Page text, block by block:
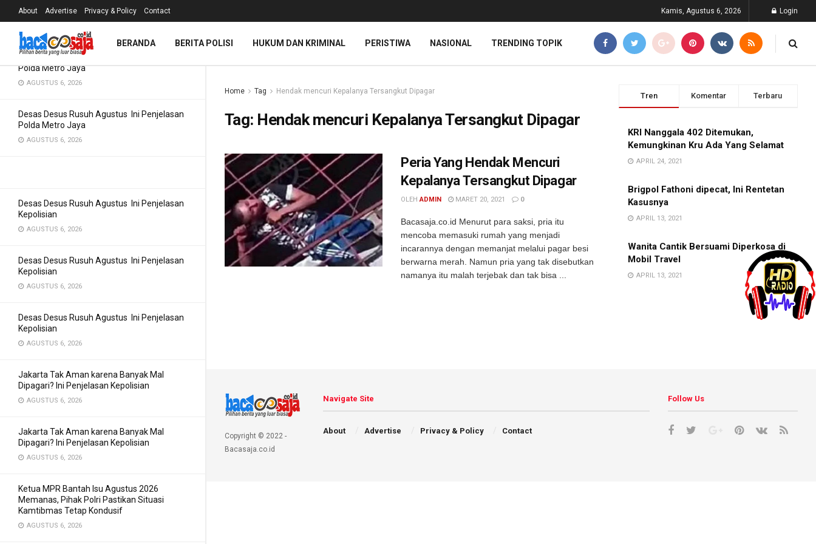
TERBARU TREN Filter
Desas Desus Rusuh Agustus Ini Penjelasan
Polda Metro Jaya
AGUSTUS 6, 2026
Desas Desus Rusuh Agustus Ini Penjelasan
Polda Metro Jaya
AGUSTUS 6, 2026
Desas Desus Rusuh Agustus Ini Penjelasan
Kepolisian
AGUSTUS 6, 2026
Desas Desus Rusuh Agustus Ini Penjelasan
Kepolisian
AGUSTUS 6, 2026
Desas Desus Rusuh Agustus Ini Penjelasan
Kepolisian
AGUSTUS 6, 2026
Jakarta Tak Aman karena Banyak Mal
Dipagari? Ini Penjelasan Kepolisian
AGUSTUS 6, 2026
Jakarta Tak Aman karena Banyak Mal
Dipagari? Ini Penjelasan Kepolisian
AGUSTUS 6, 2026
Ketua MPR Bantah Isu Agustus 2026
Memanas, Pihak Polri Pastikan Situasi
Kamtibmas Tetap Kondusif
AGUSTUS 6, 2026
About Advertise Privacy & Policy Contact Kamis, Agustus 6, 2026 Login
BERANDA BERITA POLISI HUKUM DAN KRIMINAL PERISTIWA NASIONAL TRENDING TOPIK
Home Tag Hendak mencuri Kepalanya Tersangkut Dipagar
Tag: Hendak mencuri Kepalanya Tersangkut Dipagar
Peria Yang Hendak Mencuri
Kepalanya Tersangkut Dipagar
OLEH ADMIN MARET 20, 2021 0
Bacasaja.co.id Menurut para saksi, pria itu
mencoba memasuki rumah yang menjadi
incarannya dengan memanjat melalui pagar besi
berwarna merah. Namun pria yang tak disebutkan
namanya itu malah terjebak dan tak bisa ...
Tren Komentar Terbaru
KRI Nanggala 402 Ditemukan,
Kemungkinan Kru Ada Yang Selamat
APRIL 24, 2021
Brigpol Fathoni dipecat, Ini Rentetan
Kasusnya
APRIL 13, 2021
Wanita Cantik Bersuami Diperkosa di
Mobil Travel
APRIL 13, 2021
Copyright © 2022 -
Bacasaja.co.id
Navigate Site
About Advertise Privacy & Policy Contact
Follow Us